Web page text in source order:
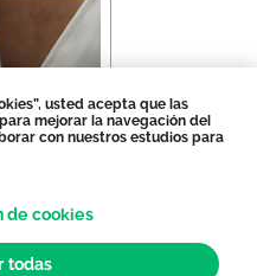
de
i
de la
usted acepta que las
mejorar la navegación del
con nuestros estudios para
de cookies
todas